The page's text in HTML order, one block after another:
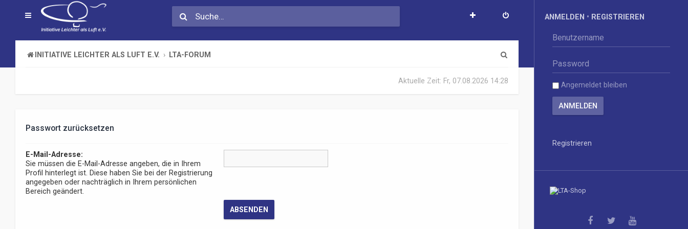
INITIATIVE LEICHTER ALS LUFT E.V. LTA-FORUM
Aktuelle Zeit: Fr, 07.08.2026 14:28
Passwort zurücksetzen
E-Mail-Adresse:
Sie müssen die E-Mail-Adresse angeben, die in Ihrem
Profil hinterlegt ist. Diese haben Sie bei der Registrierung
angegeben oder nachträglich in Ihrem persönlichen
Bereich geändert.
ANMELDEN • REGISTRIEREN
Angemeldet bleiben
Registrieren